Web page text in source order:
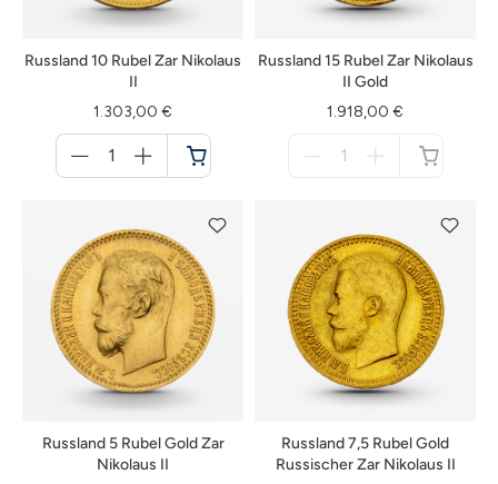
Russland 10 Rubel Zar Nikolaus
II
1.303,00 €
für
Warenkorb
Russland 15 Rubel Zar Nikolaus
II Gold
1.918,00 €
Russland 5 Rubel Gold Zar
Nikolaus II
Russland 7,5 Rubel Gold
Russischer Zar Nikolaus II